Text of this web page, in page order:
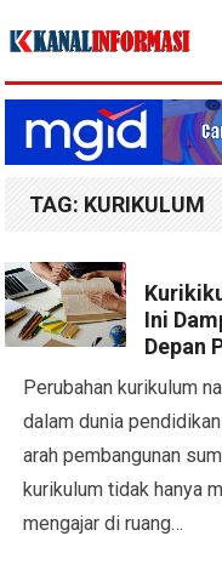
Blog Kanal Info
TAG: KURIKULUM
Ini
Depan
Perubahan kurikulum
dalam dunia
arah pembangunan
kurikulum tidak hanya
mengajar di ruang…